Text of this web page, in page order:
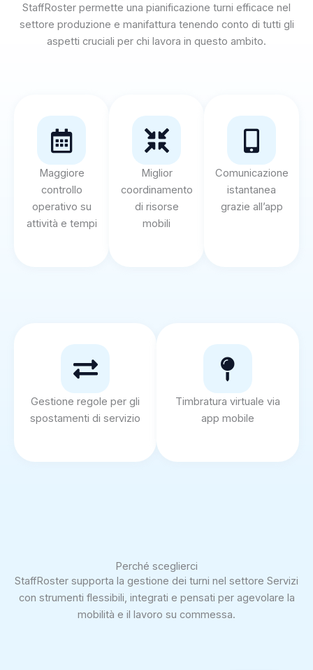
StaffRoster permette una pianificazione turni efficace nel
settore produzione e manifattura tenendo conto di tutti gli
aspetti cruciali per chi lavora in questo ambito.
Maggiore
controllo
operativo su
attività e tempi
Miglior
coordinamento
di risorse
mobili
Comunicazione
istantanea
grazie all’app
Gestione regole per gli
spostamenti di servizio
Timbratura virtuale via
app mobile
Perché sceglierci
StaffRoster supporta la gestione dei turni nel settore Servizi
con strumenti flessibili, integrati e pensati per agevolare la
mobilità e il lavoro su commessa.